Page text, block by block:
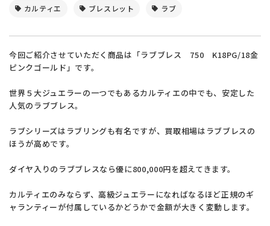
カルティエ ブレスレット ラブ
今回ご紹介させていただく商品は「ラブブレス 750 K18PG/18金
ピンクゴールド」です。
世界５大ジュエラーの一つでもあるカルティエの中でも、安定した
人気のラブブレス。
ラブシリーズはラブリングも有名ですが、買取相場はラブブレスの
ほうが高めです。
ダイヤ入りのラブブレスなら優に800,000円を超えてきます。
カルティエのみならず、高級ジュエラーになればなるほど正規のギ
ャランティーが付属しているかどうかで金額が大きく変動します。